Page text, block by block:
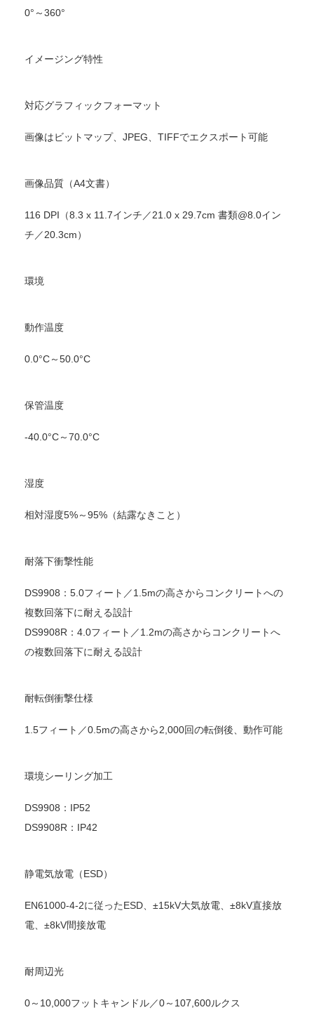
0°～360°
イメージング特性
対応グラフィックフォーマット
画像はビットマップ、JPEG、TIFFでエクスポート可能
画像品質（A4文書）
116 DPI（8.3 x 11.7インチ／21.0 x 29.7cm 書類@8.0イン
チ／20.3cm）
環境
動作温度
0.0°C～50.0°C
保管温度
-40.0°C～70.0°C
湿度
相対湿度5%～95%（結露なきこと）
耐落下衝撃性能
DS9908：5.0フィート／1.5mの高さからコンクリートへの
複数回落下に耐える設計
DS9908R：4.0フィート／1.2mの高さからコンクリートへ
の複数回落下に耐える設計
耐転倒衝撃仕様
1.5フィート／0.5mの高さから2,000回の転倒後、動作可能
環境シーリング加工
DS9908：IP52
DS9908R：IP42
静電気放電（ESD）
EN61000-4-2に従ったESD、±15kV大気放電、±8kV直接放
電、±8kV間接放電
耐周辺光
0～10,000フットキャンドル／0～107,600ルクス